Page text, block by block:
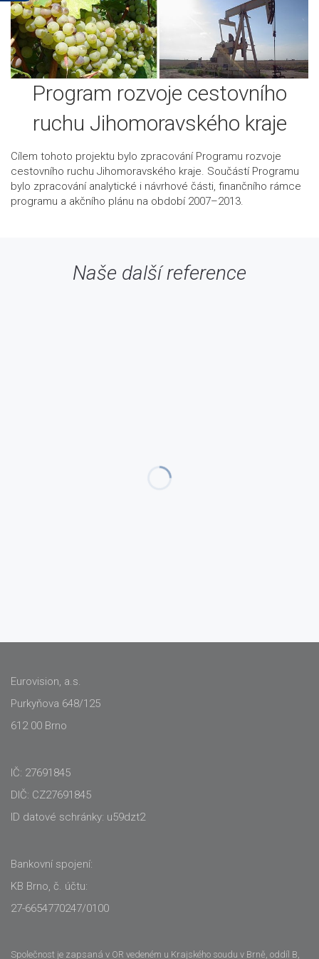
Program rozvoje cestovního
ruchu Jihomoravského kraje
Cílem tohoto projektu bylo zpracování Programu rozvoje
cestovního ruchu Jihomoravského kraje. Součástí Programu
bylo zpracování analytické i návrhové části, finančního rámce
programu a akčního plánu na období 2007–2013.
Naše další reference
Eurovision, a.s.
Purkyňova 648/125
612 00 Brno
IČ: 27691845
DIČ: CZ27691845
ID datové schránky: u59dzt2
Bankovní spojení:
KB Brno, č. účtu:
27-6654770247/0100
Společnost je zapsaná v OR vedeném u Krajského soudu v Brně, oddíl B,